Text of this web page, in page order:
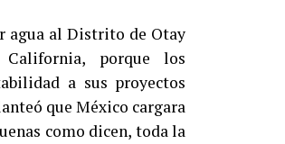
agua al Distrito de Otay
porque los
a sus proyectos
que México cargara
como dicen, toda la